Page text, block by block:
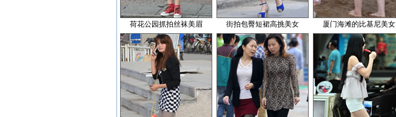
荷花公园抓拍丝袜美眉 街拍包臀短裙高挑美女 厦门海滩的比基尼美女